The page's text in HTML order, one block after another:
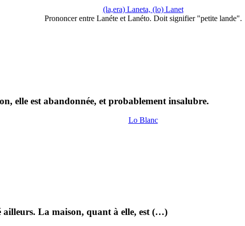
(la,era) Laneta, (lo) Lanet
Prononcer entre Lanéte et Lanéto. Doit signifier "petite lande".
elle est abandonnée, et probablement insalubre.
Lo Blanc
La maison, quant à elle, est (…)